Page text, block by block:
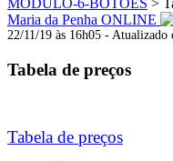
MODULO-6-BOTOES >
Maria da Penha ONLINE
22/11/19 às 16h05 - Atualizado
Tabela de preços
Tabela de preços